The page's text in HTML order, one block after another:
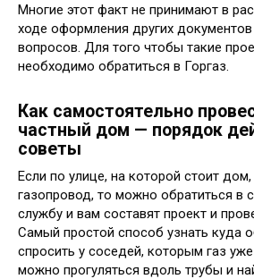
Многие этот факт не принимают в
ходе оформления других
вопросов. Для того чтобы такие
необходимо обратиться в Горгаз.
Как самостоятельно
частный дом — порядок
советы
Если по улице, на которой стоит
газопровод, то можно обратиться в
службу и вам составят проект и
Самый простой способ узнать куда
спросить у соседей, которым газ
можно прогуляться вдоль трубы и